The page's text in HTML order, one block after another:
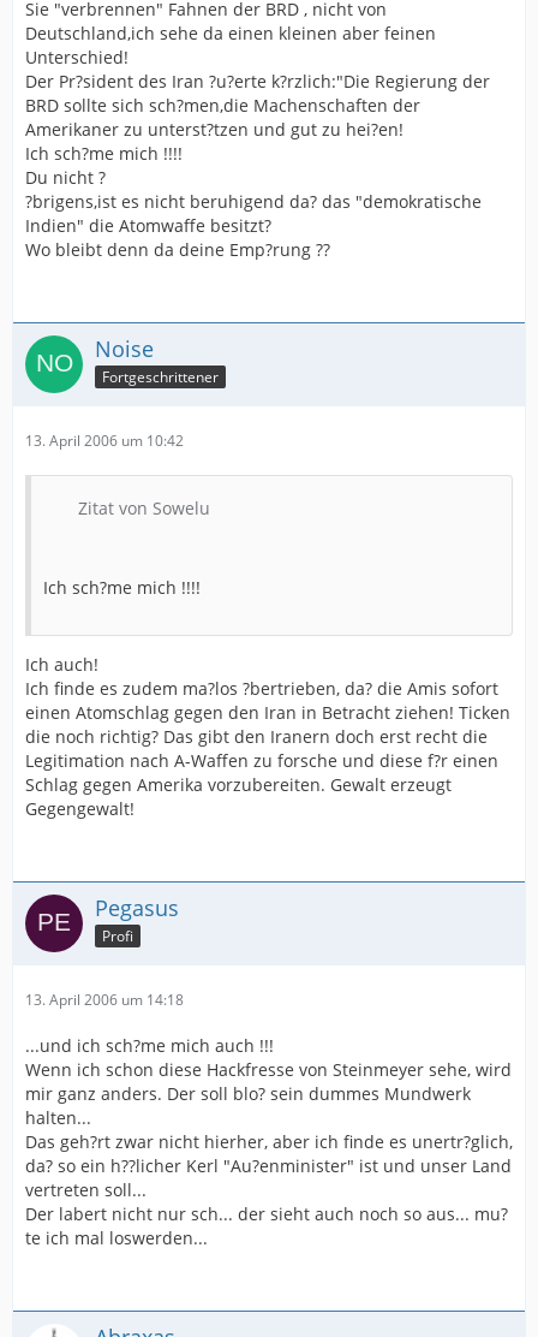
Sie "verbrennen" Fahnen der BRD , nicht von
Deutschland,ich sehe da einen kleinen aber feinen
Unterschied!
Der Pr?sident des Iran ?u?erte k?rzlich:"Die Regierung der
BRD sollte sich sch?men,die Machenschaften der
Amerikaner zu unterst?tzen und gut zu hei?en!
Ich sch?me mich !!!!
Du nicht ?
?brigens,ist es nicht beruhigend da? das "demokratische
Indien" die Atomwaffe besitzt?
Wo bleibt denn da deine Emp?rung ??
Noise
Fortgeschrittener
13. April 2006 um 10:42
Zitat von Sowelu
Ich sch?me mich !!!!
Ich auch!
Ich finde es zudem ma?los ?bertrieben, da? die Amis sofort
einen Atomschlag gegen den Iran in Betracht ziehen! Ticken
die noch richtig? Das gibt den Iranern doch erst recht die
Legitimation nach A-Waffen zu forsche und diese f?r einen
Schlag gegen Amerika vorzubereiten. Gewalt erzeugt
Gegengewalt!
Pegasus
Profi
13. April 2006 um 14:18
...und ich sch?me mich auch !!!
Wenn ich schon diese Hackfresse von Steinmeyer sehe, wird
mir ganz anders. Der soll blo? sein dummes Mundwerk
halten...
Das geh?rt zwar nicht hierher, aber ich finde es unertr?glich,
da? so ein h??licher Kerl "Au?enminister" ist und unser Land
vertreten soll...
Der labert nicht nur sch... der sieht auch noch so aus... mu?
te ich mal loswerden...